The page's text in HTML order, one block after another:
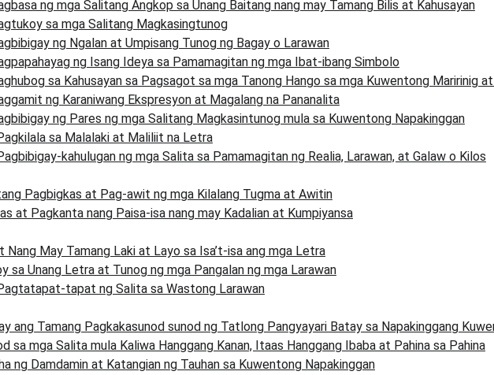
ng mga Salitang Angkop sa Unang Baitang nang may Tamang Bilis at Kahusayan
sa mga Salitang Magkasingtunog
ng Ngalan at Umpisang Tunog ng Bagay o Larawan
ng Isang Ideya sa Pamamagitan ng mga Ibat-ibang Simbolo
sa Kahusayan sa Pagsagot sa mga Tanong Hango sa mga Kuwentong Maririnig
ng Karaniwang Ekspresyon at Magalang na Pananalita
ng Pares ng mga Salitang Magkasintunog mula sa Kuwentong Napakinggan
sa Malalaki at Maliliit na Letra
kahulugan ng mga Salita sa Pamamagitan ng Realia, Larawan, at Galaw o Kilos
Pagbigkas at Pag-awit ng mga Kilalang Tugma at Awitin
at Pagkanta nang Paisa-isa nang may Kadalian at Kumpiyansa
Nang May Tamang Laki at Layo sa Isa’t-isa ang mga Letra
sa Unang Letra at Tunog ng mga Pangalan ng mga Larawan
tapat ng Salita sa Wastong Larawan
ang Tamang Pagkakasunod sunod ng Tatlong Pangyayari Batay sa Napakinggang
sa mga Salita mula Kaliwa Hanggang Kanan, Itaas Hanggang Ibaba at Pahina sa Pahina
ng Damdamin at Katangian ng Tauhan sa Kuwentong Napakinggan